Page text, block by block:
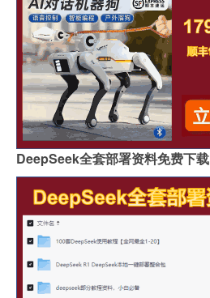
DeepSeek全套部署资料免费下载